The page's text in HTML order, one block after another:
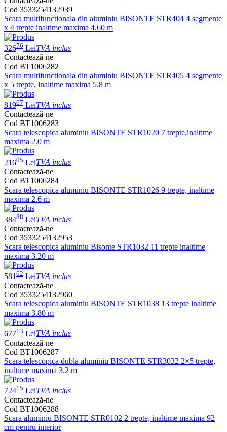
Cod 3533254132939
Scara multifunctionala din aluminiu BISONTE STR404 4 segmente
x 4 trepte inaltime maxima 4.60 m
32676 LeiTVA inclus
Contactează-ne
Cod BT1006282
Scara multifunctionala din aluminiu BISONTE STR405 4 segmente
x 5 trepte, inaltime maxima 5.8 m
81967 LeiTVA inclus
Contactează-ne
Cod BT1006283
Scara telescopica aluminiu BISONTE STR1020 7 trepte,inaltime
maxima 2.0 m
21605 LeiTVA inclus
Contactează-ne
Cod BT1006284
Scara telescopica aluminiu BISONTE STR1026 9 trepte, inaltime
maxima 2.6 m
38488 LeiTVA inclus
Contactează-ne
Cod 3533254132953
Scara telescopica aluminiu Bisonte STR1032 11 trepte inaltime
maxima 3.20 m
581 62 LeiTVA inclus
Contactează-ne
Cod 3533254132960
Scara telescopica aluminiu BISONTE STR1038 13 trepte inaltime
maxima 3.80 m
67713 LeiTVA inclus
Contactează-ne
Cod BT1006287
Scara telescopica dubla aluminiu BISONTE STR3032 2×5 trepte,
inaltime maxima 3.2 m
72415 LeiTVA inclus
Contactează-ne
Cod BT1006288
Scara aluminiu BISONTE STR0102 2 trepte, inaltime maxima 92
cm pentru interior